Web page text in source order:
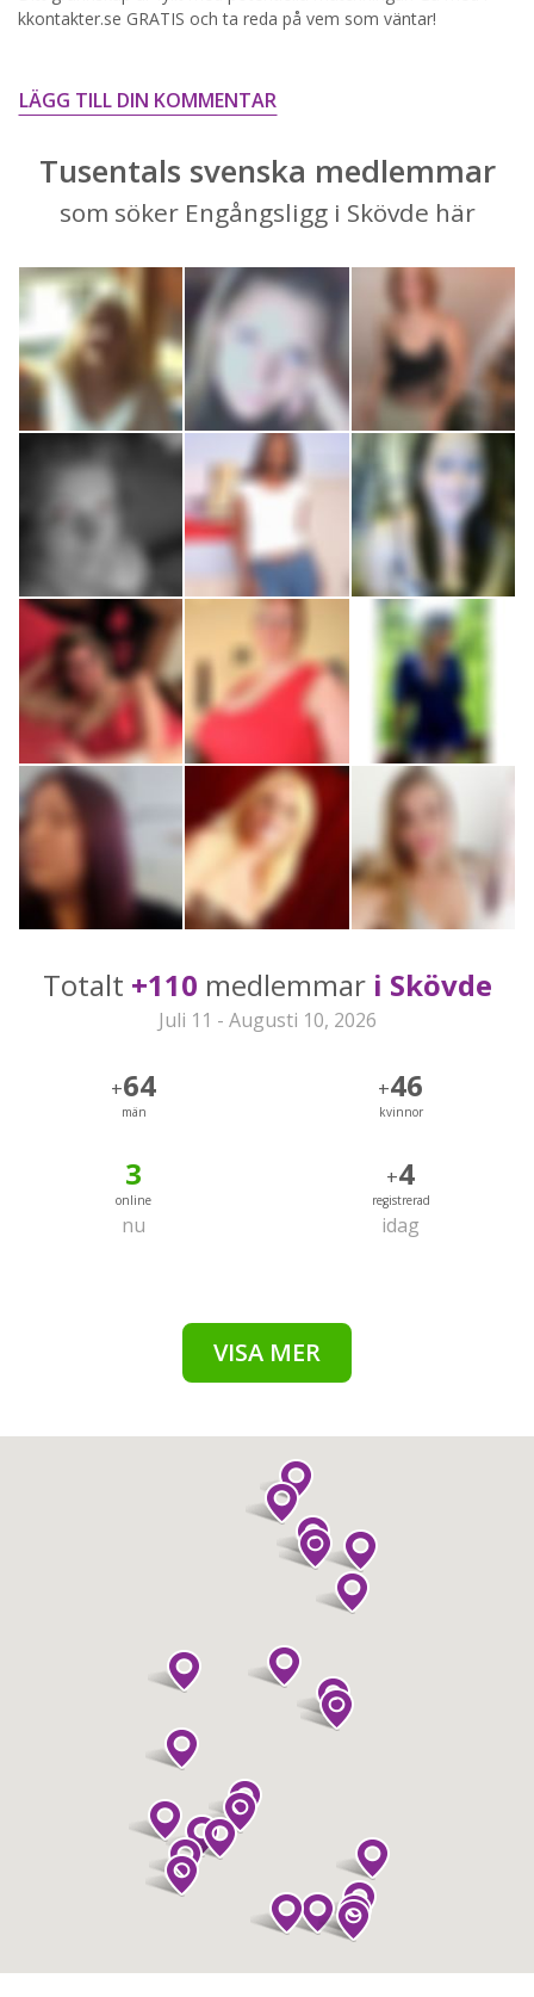
kkontakter.se GRATIS och ta reda på vem som väntar!
LÄGG TILL DIN KOMMENTAR
Tusentals svenska medlemmar
som söker Engångsligg i Skövde här
Totalt +110 medlemmar i Skövde
Juli 11 - Augusti 10, 2026
+64
män
+46
kvinnor
3
online
nu
+4
registrerad
idag
VISA MER